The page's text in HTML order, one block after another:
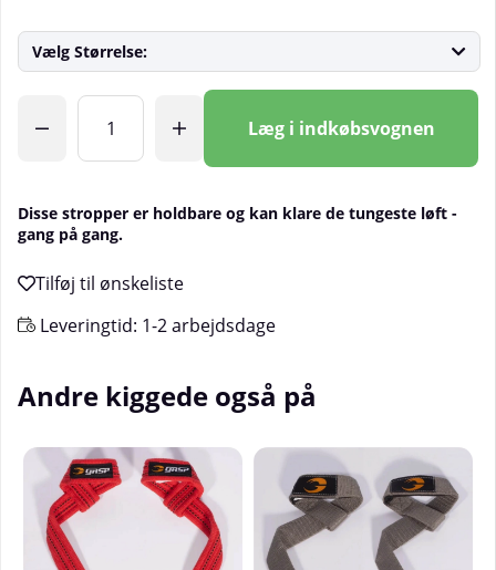
Vælg Størrelse:
Læg i indkøbsvognen
Disse stropper er holdbare og kan klare de tungeste løft -
gang på gang.
Leveringtid: 1-2 arbejdsdage
Andre kiggede også på